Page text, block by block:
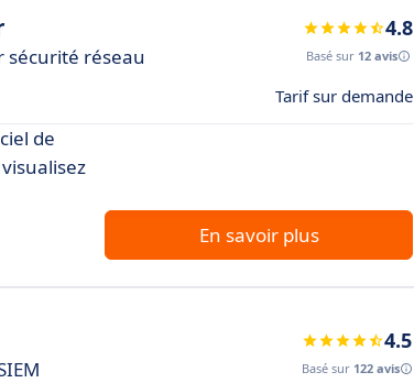
sécurité réseau
4.8
Basé sur 12 avis
Tarif sur demande
de
En savoir plus
4.5
Basé sur 122 avis